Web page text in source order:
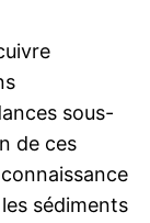
sous-
de ces
sédiments